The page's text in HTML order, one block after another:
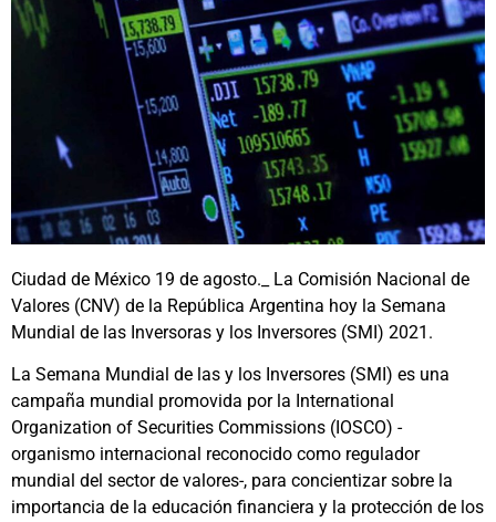
Ciudad de México 19 de agosto._ La Comisión Nacional de
Valores (CNV) de la República Argentina hoy la Semana
Mundial de las Inversoras y los Inversores (SMI) 2021.
La Semana Mundial de las y los Inversores (SMI) es una
campaña mundial promovida por la International
Organization of Securities Commissions (IOSCO) -
organismo internacional reconocido como regulador
mundial del sector de valores-, para concientizar sobre la
importancia de la educación financiera y la protección de los